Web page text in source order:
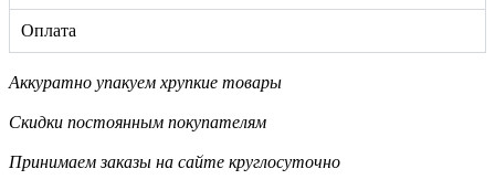
Оплата
Аккуратно упакуем хрупкие товары
Скидки постоянным покупателям
Принимаем заказы на сайте круглосуточно